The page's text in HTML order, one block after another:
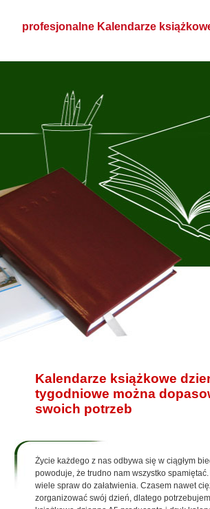
profesjonalne Kalendarze
Kalendarze książkowe
tygodniowe można
swoich potrzeb
Życie każdego z nas odbywa się w ciągłym
powoduje, że trudno nam wszystko
wiele spraw do załatwienia. Czasem nawet
zorganizować swój dzień, dlatego